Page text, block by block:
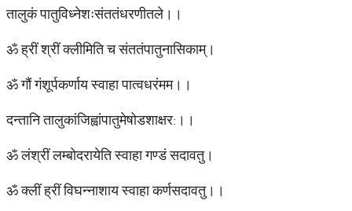
तालुकं पातुविध्नेशःसंततंधरणीतले।।
ॐ ह्रीं श्रीं क्लीमिति च संततंपातुनासिकाम्।
ॐ गौं गंशूर्पकर्णाय स्वाहा पात्वधरंमम।।
दन्तानि तालुकांजिह्वांपातुमेषोडशाक्षर:।।
ॐ लंश्रीं लम्बोदरायेति स्वाहा गण्डं सदावतु।
ॐ क्लीं ह्रीं विघन्नाशाय स्वाहा कर्णसदावतु।।